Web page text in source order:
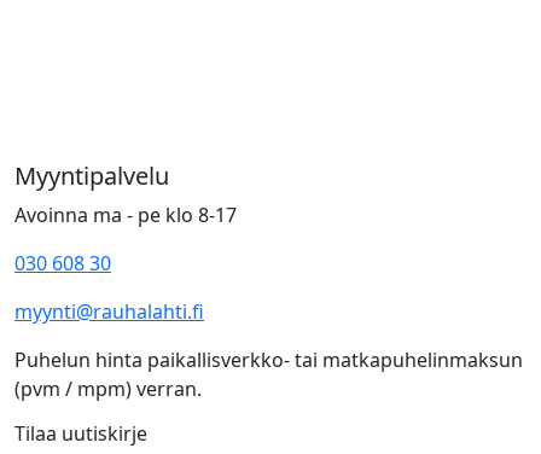
Myyntipalvelu
Avoinna ma - pe klo 8-17
030 608 30
myynti@rauhalahti.fi
Puhelun hinta paikallisverkko- tai matkapuhelinmaksun
(pvm / mpm) verran.
Tilaa uutiskirje